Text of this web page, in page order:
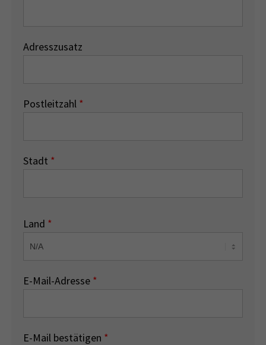
Adresszusatz
Postleitzahl *
Stadt *
Land *
E-Mail-Adresse *
E-Mail bestätigen *